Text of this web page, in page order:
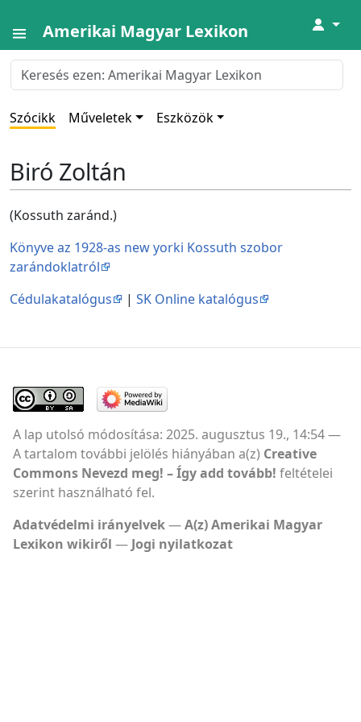
Amerikai Magyar Lexikon ↓
Szócikk Műveletek Eszközök
Biró Zoltán
(Kossuth zaránd.)
Könyve az 1928-as new yorki Kossuth szobor
zarándoklatról
Cédulakatalógus
| SK Online katalógus
A lap utolsó módosítása: 2025. augusztus 19., 14:54
A tartalom további jelölés hiányában a(z) Creative
Commons Nevezd meg! – Így add tovább! feltételei
szerint használható fel.
Adatvédelmi irányelvek
A(z) Amerikai Magyar
Lexikon wikiről
Jogi nyilatkozat